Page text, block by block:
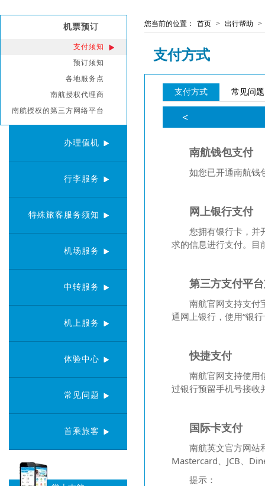
机票预订
支付须知
预订须知
各地服务点
南航授权代理商
南航授权的第三方网络平台
办理值机
行李服务
特殊旅客服务须知
机场服务
中转服务
机上服务
体验中心
常见问题
首乘旅客
您当前的位置： 首页 > 出行帮助 >
支付方式
支付方式 常见问题